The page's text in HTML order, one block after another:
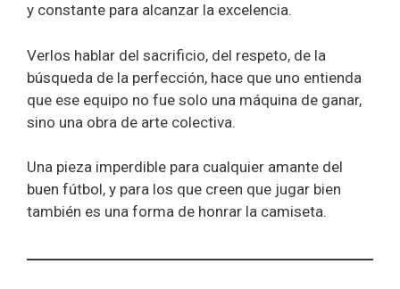
y constante para alcanzar la excelencia.
Verlos hablar del sacrificio, del respeto, de la
búsqueda de la perfección, hace que uno entienda
que ese equipo no fue solo una máquina de ganar,
sino una obra de arte colectiva.
Una pieza imperdible para cualquier amante del
buen fútbol, y para los que creen que jugar bien
también es una forma de honrar la camiseta.